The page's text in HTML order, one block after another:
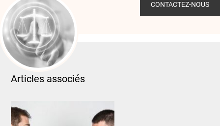
CONTACTEZ-NOUS
Articles associés